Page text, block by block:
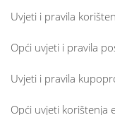
Uvjeti i pravila
Opći uvjeti i pravila
Uvjeti i pravila
Opći uvjeti korištenja